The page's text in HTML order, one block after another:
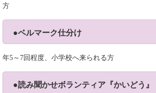
方
●ベルマーク仕分け
年5～7回程度、小学校へ来られる方
●読み聞かせボランティア『かいどう』